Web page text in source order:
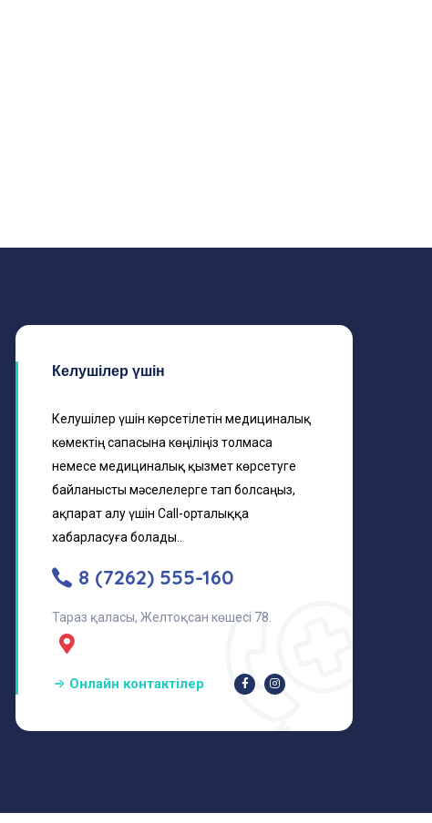
Келушілер үшін
Келушілер үшін көрсетілетін медициналық
көмектің сапасына көңіліңіз толмаса
немесе медициналық қызмет көрсетуге
байланысты мәселелерге тап болсаңыз,
ақпарат алу үшін Call-орталыққа
хабарласуға болады..
8 (7262) 555-160
Тараз қаласы, Желтоқсан көшесі 78.
Онлайн контактілер